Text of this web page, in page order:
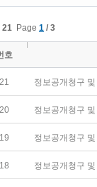
21 Page 1 / 3
호
21 정보공개청구
20 정보공개청구
19 정보공개청구
18 정보공개청구